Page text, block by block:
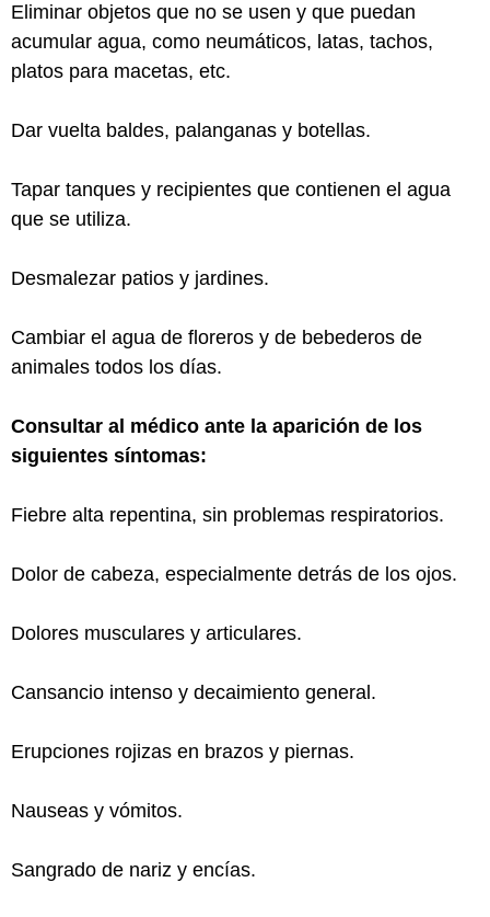
Eliminar objetos que no se usen y que puedan
acumular agua, como neumáticos, latas, tachos,
platos para macetas, etc.
Dar vuelta baldes, palanganas y botellas.
Tapar tanques y recipientes que contienen el agua
que se utiliza.
Desmalezar patios y jardines.
Cambiar el agua de floreros y de bebederos de
animales todos los días.
Consultar al médico ante la aparición de los
siguientes síntomas:
Fiebre alta repentina, sin problemas respiratorios.
Dolor de cabeza, especialmente detrás de los ojos.
Dolores musculares y articulares.
Cansancio intenso y decaimiento general.
Erupciones rojizas en brazos y piernas.
Nauseas y vómitos.
Sangrado de nariz y encías.